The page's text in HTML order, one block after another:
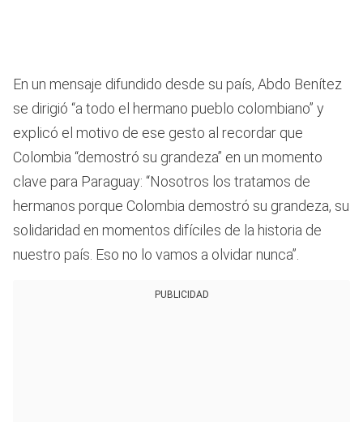
En un mensaje difundido desde su país, Abdo Benítez
se dirigió “a todo el hermano pueblo colombiano” y
explicó el motivo de ese gesto al recordar que
Colombia “demostró su grandeza” en un momento
clave para Paraguay: “Nosotros los tratamos de
hermanos porque Colombia demostró su grandeza, su
solidaridad en momentos difíciles de la historia de
nuestro país. Eso no lo vamos a olvidar nunca”.
PUBLICIDAD